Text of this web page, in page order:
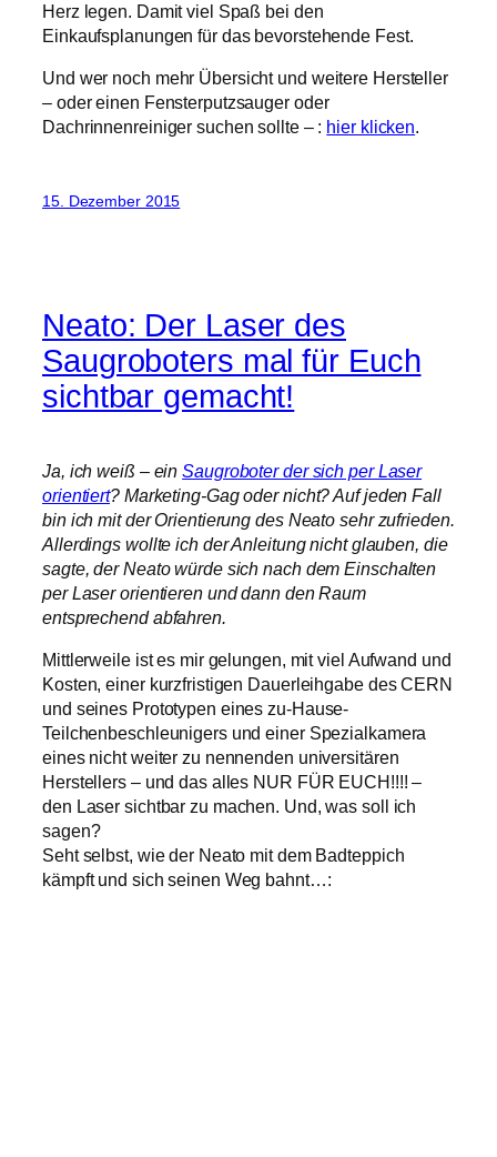
Herz legen. Damit viel Spaß bei den
Einkaufsplanungen für das bevorstehende Fest.
Und wer noch mehr Übersicht und weitere Hersteller
– oder einen Fensterputzsauger oder
Dachrinnenreiniger suchen sollte – : hier klicken.
15. Dezember 2015
Neato: Der Laser des
Saugroboters mal für Euch
sichtbar gemacht!
Ja, ich weiß – einSaugroboter der sich per Laser
orientiert? Marketing-Gag oder nicht? Auf jeden Fall
bin ich mit der Orientierung des Neato sehr zufrieden.
Allerdings wollte ich der Anleitung nicht glauben, die
sagte, der Neato würde sich nach dem Einschalten
per Laser orientieren und dann den Raum
entsprechend abfahren.
Mittlerweile ist es mir gelungen, mit viel Aufwand und
Kosten, einer kurzfristigen Dauerleihgabe des CERN
und seines Prototypen eines zu-Hause-
Teilchenbeschleunigers und einer Spezialkamera
eines nicht weiter zu nennenden universitären
Herstellers – und das alles NUR FÜR EUCH!!!! –
den Laser sichtbar zu machen. Und, was soll ich
sagen?
Seht selbst, wie der Neato mit dem Badteppich
kämpft und sich seinen Weg bahnt…: